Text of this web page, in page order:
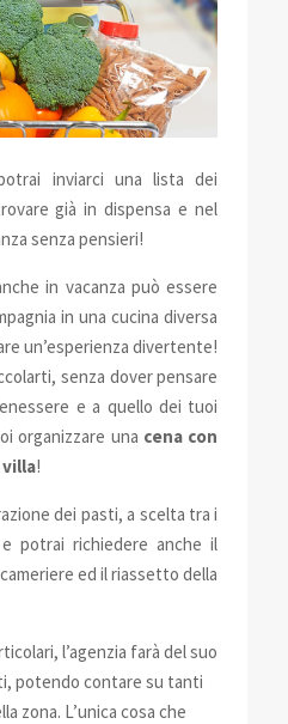
inviarci una lista dei
già in dispensa e nel
senza pensieri!
in vacanza può essere
in una cucina diversa
un’esperienza divertente!
senza dover pensare
e a quello dei tuoi
organizzare una cena con
!
dei pasti, a scelta tra i
potrai richiedere anche il
ed il riassetto della
l’agenzia farà del suo
potendo contare su tanti
zona. L’unica cosa che